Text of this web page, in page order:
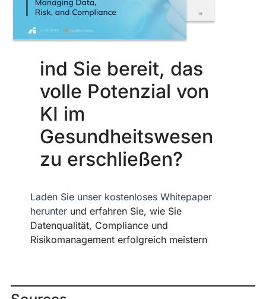
ind Sie bereit, das
volle Potenzial von
KI im
Gesundheitswesen
zu erschließen?
Laden Sie unser kostenloses Whitepaper
herunter und erfahren Sie, wie Sie
Datenqualität, Compliance und
Risikomanagement erfolgreich meistern